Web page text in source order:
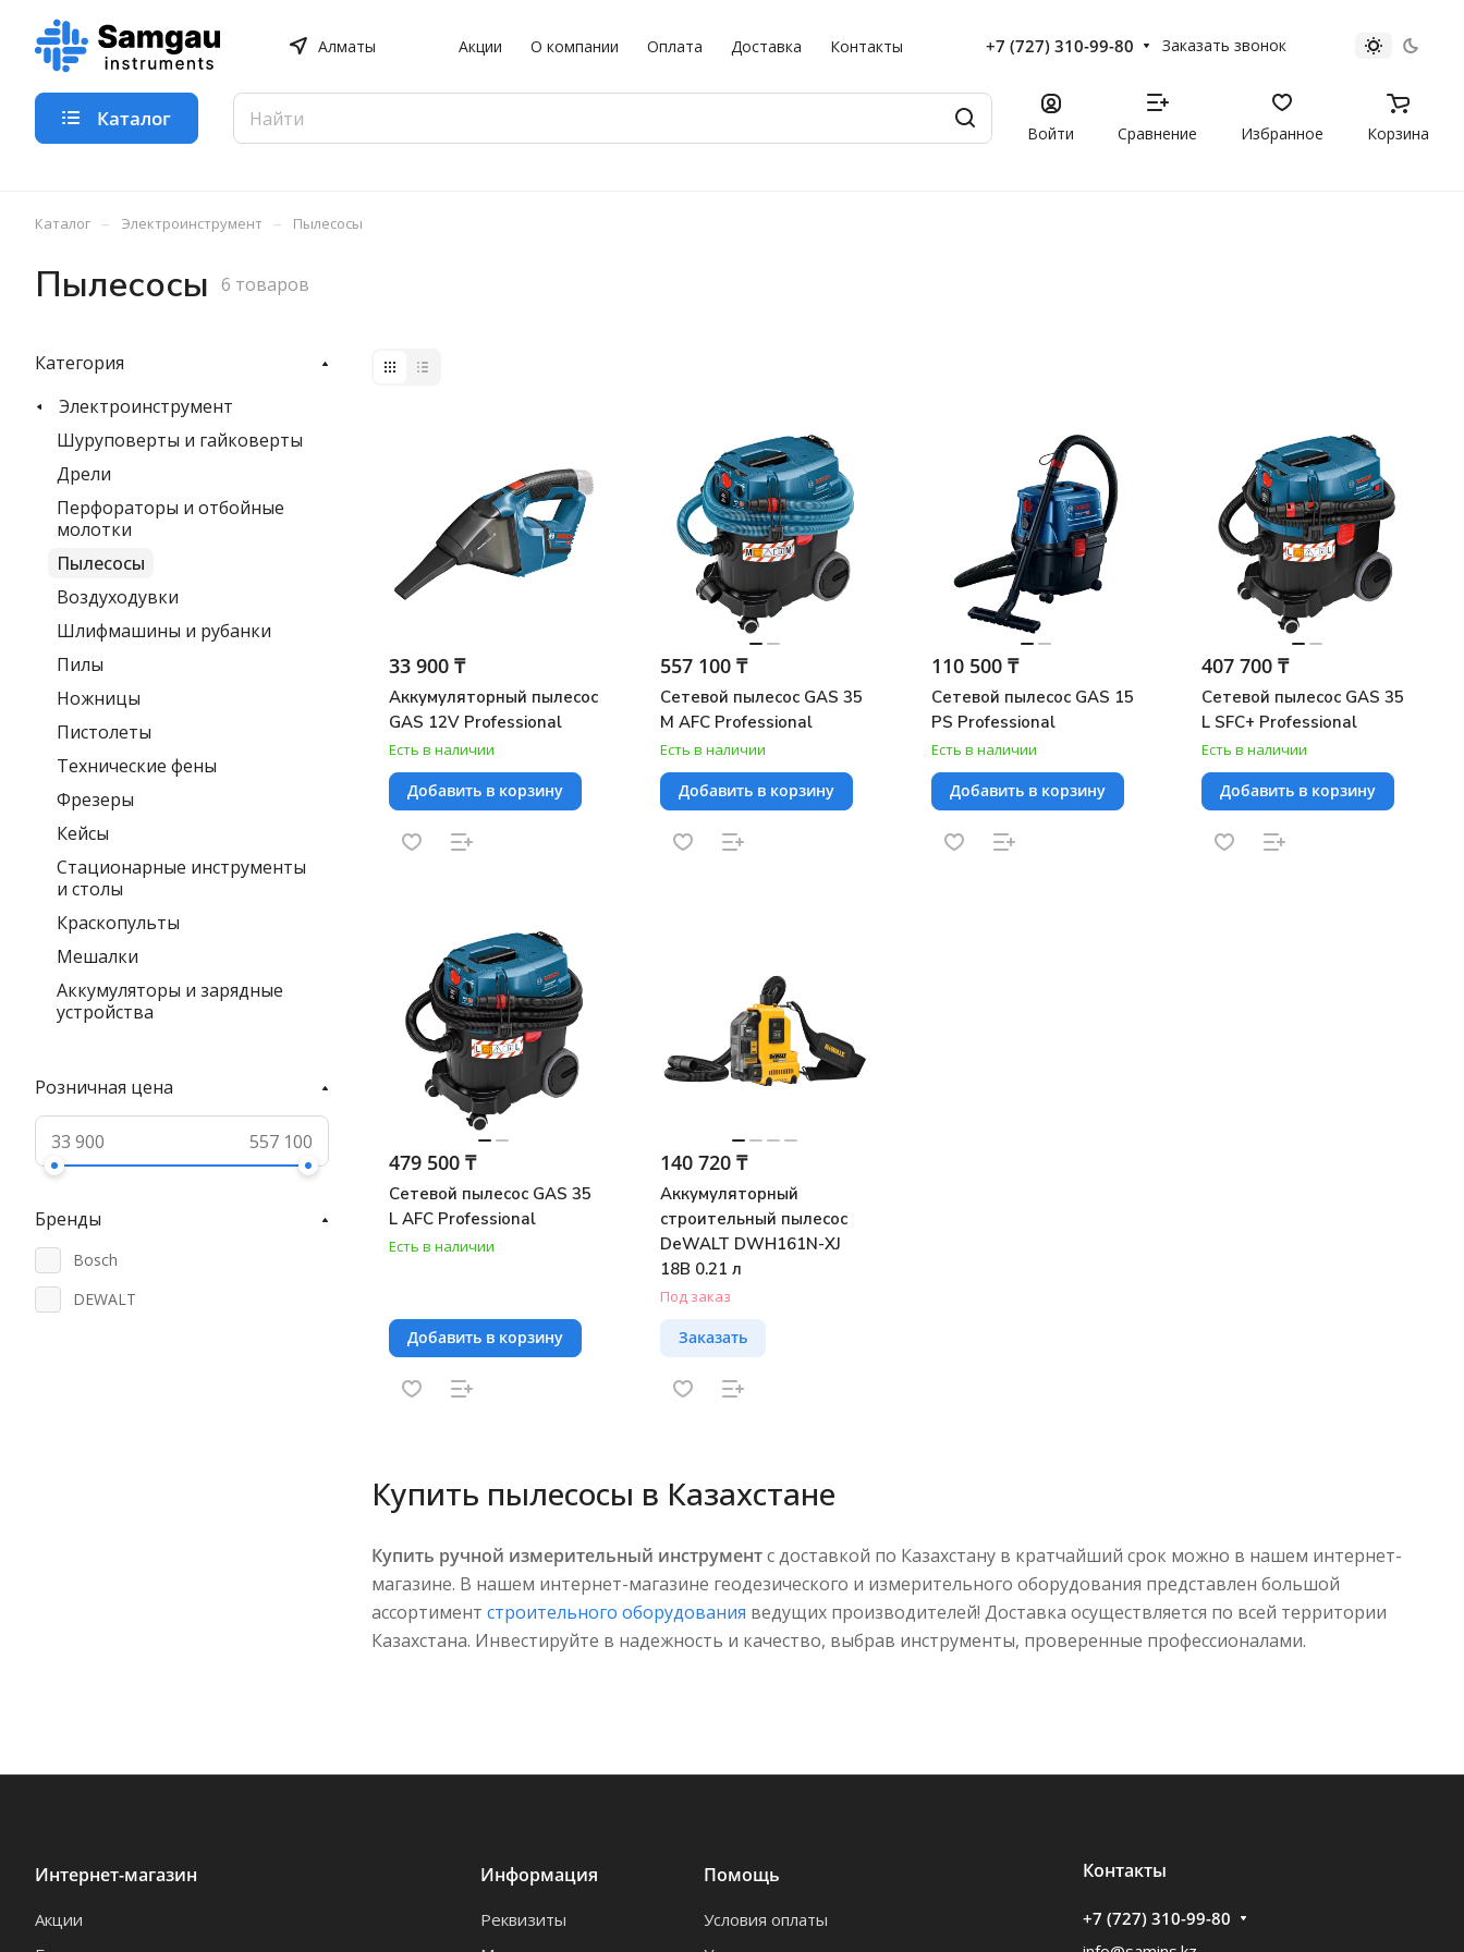
Алматы Акции О компании Оплата Доставка Контакты +7 (727) 310-99-80 Заказать звонок
Каталог
Войти Сравнение Избранное Корзина
Каталог – Электроинструмент – Пылесосы
Пылесосы 6 товаров
33 900 ₸
Аккумуляторный пылесос
GAS 12V Professional
Есть в наличии
Добавить в корзину
557 100 ₸
Сетевой пылесос GAS 35
M AFC Professional
Есть в наличии
Добавить в корзину
110 500 ₸
Сетевой пылесос GAS 15
PS Professional
Есть в наличии
Добавить в корзину
407 700 ₸
Сетевой пылесос GAS 35
L SFC+ Professional
Есть в наличии
Добавить в корзину
479 500 ₸
Сетевой пылесос GAS 35
L AFC Professional
Есть в наличии
Добавить в корзину
140 720 ₸
Аккумуляторный
строительный пылесос
DeWALT DWH161N-XJ
18В 0.21 л
Под заказ
Заказать
Купить пылесосы в Казахстане
Купить ручной измерительный инструментс доставкой по Казахстану в кратчайший срок можно в нашем интернет-
магазине. В нашем интернет-магазине геодезического и измерительного оборудования представлен большой
ассортимент строительного оборудования ведущих производителей! Доставка осуществляется по всей территории
Казахстана. Инвестируйте в надежность и качество, выбрав инструменты, проверенные профессионалами.
Категория
Электроинструмент
Шуруповерты и гайковерты
Дрели
Перфораторы и отбойные
молотки
Пылесосы
Воздуходувки
Шлифмашины и рубанки
Пилы
Ножницы
Пистолеты
Технические фены
Фрезеры
Кейсы
Стационарные инструменты
и столы
Краскопульты
Мешалки
Аккумуляторы и зарядные
устройства
Розничная цена
Бренды
Bosch
DEWALT
Интернет-магазин
Акции
Информация
Реквизиты
Помощь
Условия оплаты
Контакты
+7 (727) 310-99-80